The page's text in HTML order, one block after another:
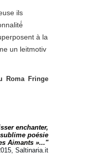
ils
à la
un leitmotiv
Roma Fringe
enchanter,
poésie
Aimants »..."
Saltinaria.it